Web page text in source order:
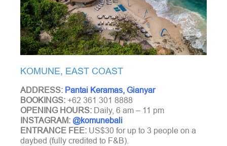
KOMUNE, EAST COAST
ADDRESS: Pantai Keramas, Gianyar
BOOKINGS: +62 361 301 8888
OPENING HOURS: Daily, 6 am – 11 pm
INSTAGRAM: @komunebali
ENTRANCE FEE: US$30 for up to 3 people on a
daybed (fully credited to F&B).